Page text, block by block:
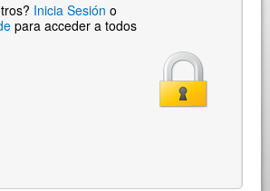
Inicia Sesión o
para acceder a todos